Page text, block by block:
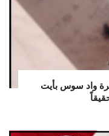
واد سوس بأيت